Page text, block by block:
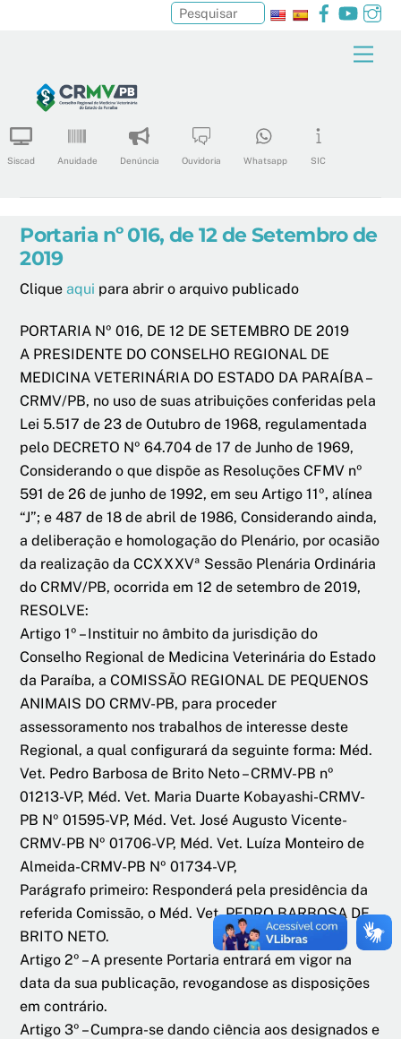
content
Facebook
Siscad Anuidade Denúncia Ouvidoria Whatsapp SIC
Pesquisar
Portaria nº 016, de 12 de Setembro de
2019
Clique aqui para abrir o arquivo publicado
PORTARIA Nº 016, DE 12 DE SETEMBRO DE 2019
A PRESIDENTE DO CONSELHO REGIONAL DE
MEDICINA VETERINÁRIA DO ESTADO DA PARAÍBA –
CRMV/PB, no uso de suas atribuições conferidas pela
Lei 5.517 de 23 de Outubro de 1968, regulamentada
pelo DECRETO Nº 64.704 de 17 de Junho de 1969,
Considerando o que dispõe as Resoluções CFMV nº
591 de 26 de junho de 1992, em seu Artigo 11º, alínea
“J”; e 487 de 18 de abril de 1986, Considerando ainda,
a deliberação e homologação do Plenário, por ocasião
da realização da CCXXXVª Sessão Plenária Ordinária
do CRMV/PB, ocorrida em 12 de setembro de 2019,
RESOLVE:
Artigo 1º – Instituir no âmbito da jurisdição do
Conselho Regional de Medicina Veterinária do Estado
da Paraíba, a COMISSÃO REGIONAL DE PEQUENOS
ANIMAIS DO CRMV-PB, para proceder
assessoramento nos trabalhos de interesse deste
Regional, a qual configurará da seguinte forma: Méd.
Vet. Pedro Barbosa de Brito Neto – CRMV-PB nº
01213-VP, Méd. Vet. Maria Duarte Kobayashi-CRMV-
PB Nº 01595-VP, Méd. Vet. José Augusto Vicente-
CRMV-PB Nº 01706-VP, Méd. Vet. Luíza Monteiro de
Almeida-CRMV-PB Nº 01734-VP,
Parágrafo primeiro: Responderá pela presidência da
referida Comissão, o Méd. Vet. PEDRO BARBOSA DE
BRITO NETO.
Artigo 2º – A presente Portaria entrará em vigor na
data da sua publicação, revogandose as disposições
em contrário.
Artigo 3º – Cumpra-se dando ciência aos designados e